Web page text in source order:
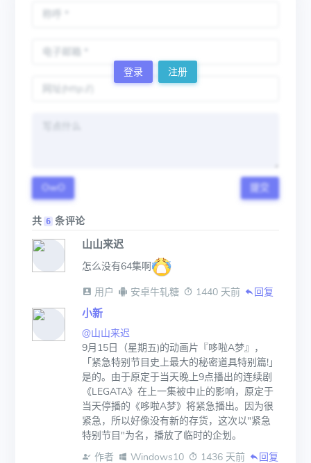
登录 注册
OwO
共 6 条评论
山山来迟
怎么没有64集啊
用户
安卓牛轧糖 1440 天前 回复
小新
@山山来迟
9月15日（星期五)的动画片『哆啦A梦』，
「紧急特别节目史上最大的秘密道具特别篇!」
是的。由于原定于当天晚上9点播出的连续剧
《LEGATA》在上一集被中止的影响，原定于
当天停播的《哆啦A梦》将紧急播出。因为很
紧急，所以好像没有新的存货，这次以"紧急
特别节目"为名，播放了临时的企划。
作者
Windows10 1436 天前 回复